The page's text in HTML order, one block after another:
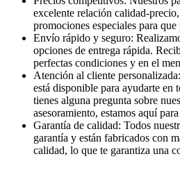
excelente relación calidad-
promociones especiales para
Envío rápido y seguro:
opciones de entrega rápida.
perfectas condiciones y en el
Atención al cliente
está disponible para ayudarte en
tienes alguna pregunta sobre
asesoramiento, estamos aquí
Garantía de calidad: Todos
garantía y están fabricados con
calidad, lo que te garantiza una